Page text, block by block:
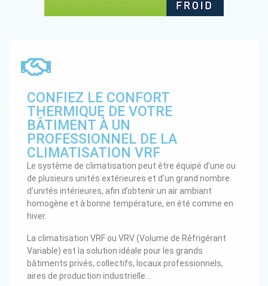
CONFIEZ LE CONFORT
THERMIQUE DE VOTRE
BÂTIMENT À UN
PROFESSIONNEL DE LA
CLIMATISATION VRF
Le système de climatisation peut être équipé d’une ou
de plusieurs unités extérieures et d’un grand nombre
d’unités intérieures, afin d’obtenir un air ambiant
homogène et à bonne température, en été comme en
hiver.
La climatisation VRF ou VRV (Volume de Réfrigérant
Variable) est la solution idéale pour les grands
bâtiments privés, collectifs, locaux professionnels,
aires de production industrielle…